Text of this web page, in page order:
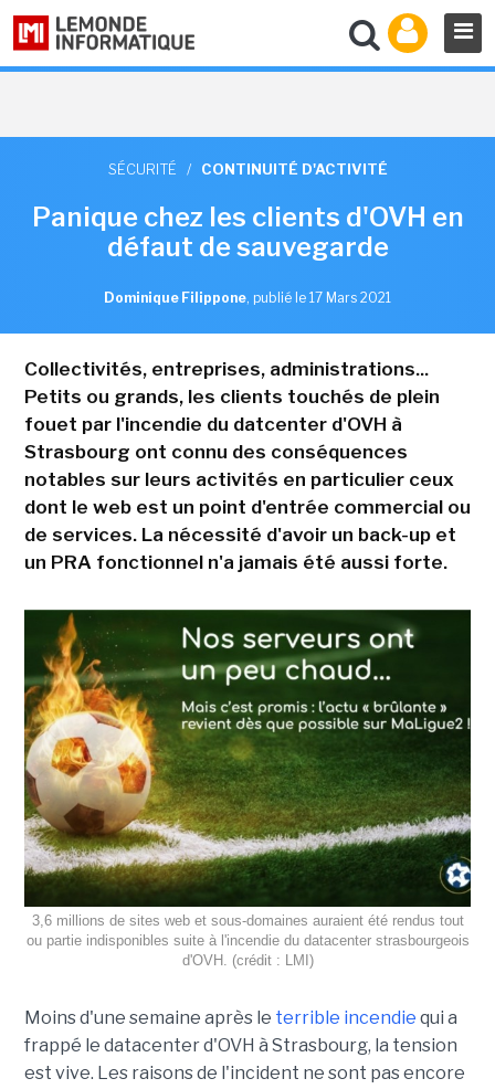
SÉCURITÉ / CONTINUITÉ D'ACTIVITÉ
Panique chez les clients d'OVH en
défaut de sauvegarde
Dominique Filippone, publié le 17 Mars 2021
Collectivités, entreprises, administrations...
Petits ou grands, les clients touchés de plein
fouet par l'incendie du datcenter d'OVH à
Strasbourg ont connu des conséquences
notables sur leurs activités en particulier ceux
dont le web est un point d'entrée commercial ou
de services. La nécessité d'avoir un back-up et
un PRA fonctionnel n'a jamais été aussi forte.
3,6 millions de sites web et sous-domaines auraient été rendus tout
ou partie indisponibles suite à l'incendie du datacenter strasbourgeois
d'OVH. (crédit : LMI)
Moins d'une semaine après le terrible incendie qui a
frappé le datacenter d'OVH à Strasbourg, la tension
est vive. Les raisons de l'incident ne sont pas encore